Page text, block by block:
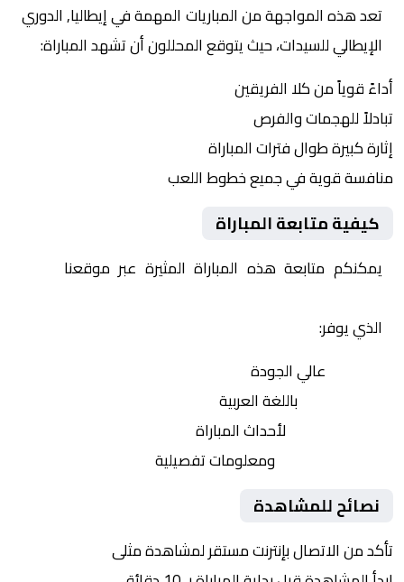
تعد هذه المواجهة من المباريات المهمة في إيطاليا, الدوري
الإيطالي للسيدات، حيث يتوقع المحللون أن تشهد المباراة:
أداءً قوياً من كلا الفريقين
تبادلاً للهجمات والفرص
إثارة كبيرة طوال فترات المباراة
منافسة قوية في جميع خطوط اللعب
كيفية متابعة المباراة
يمكنكم متابعة هذه المباراة المثيرة عبر موقعنا
الذي يوفر:
عالي الجودة
باللغة العربية
لأحداث المباراة
ومعلومات تفصيلية
نصائح للمشاهدة
تأكد من الاتصال بإنترنت مستقر لمشاهدة مثلى